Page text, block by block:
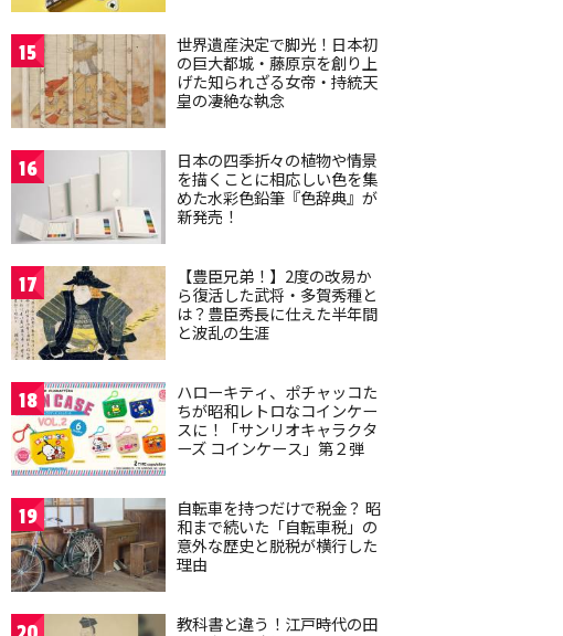
15
世界遺産決定で脚光！日本初
の巨大都城・藤原京を創り上
げた知られざる女帝・持統天
皇の凄絶な執念
16
日本の四季折々の植物や情景
を描くことに相応しい色を集
めた水彩色鉛筆『色辞典』が
新発売！
17
【豊臣兄弟！】2度の改易か
ら復活した武将・多賀秀種と
は？豊臣秀長に仕えた半年間
と波乱の生涯
18
ハローキティ、ポチャッコた
ちが昭和レトロなコインケー
スに！「サンリオキャラクタ
ーズ コインケース」第２弾
19
自転車を持つだけで税金？ 昭
和まで続いた「自転車税」の
意外な歴史と脱税が横行した
理由
教科書と違う！江戸時代の田